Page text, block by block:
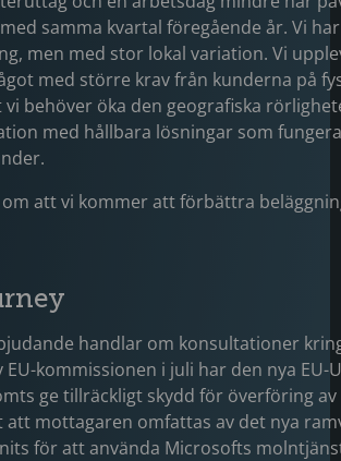
samma kvartal föregående år. Vi
men med stor lokal variation. Vi
med större krav från kunderna på
behöver öka den geografiska
med hållbara lösningar som
att vi kommer att förbättra
handlar om konsultationer
kommissionen i juli har den nya EU-
ge tillräckligt skydd för överföring
att mottagaren omfattas av det nya
för att använda Microsofts